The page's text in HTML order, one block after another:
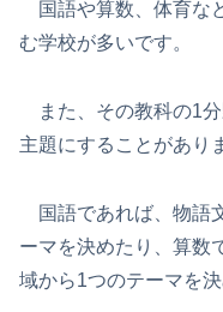
国語や算数、体育な
む学校が多いです。
また、その教科の1
主題にすることがあり
国語であれば、物語
ーマを決めたり、算数
域から1つのテーマを決